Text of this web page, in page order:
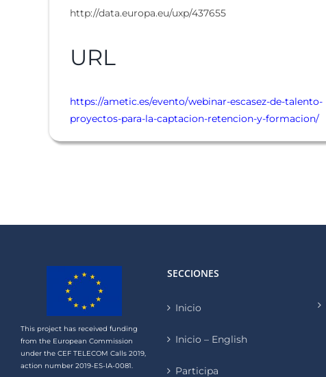
http://data.europa.eu/uxp/437655
URL
https://ametic.es/evento/webinar-escasez-de-talento-
proyectos-para-la-captacion-retencion-y-formacion/
This project has received funding
from the European Commission
under the CEF TELECOM Calls 2019,
action number 2019-ES-IA-0081.
SECCIONES
Inicio
Inicio – English
Participa